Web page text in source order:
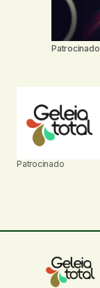
Patrocinado
Patrocinado